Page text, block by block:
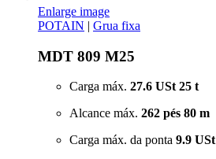
Enlarge image
POTAIN | Grua fixa
MDT 809 M25
Carga máx. 27.6 USt 25 t
Alcance máx. 262 pés 80 m
Carga máx. da ponta 9.9 USt